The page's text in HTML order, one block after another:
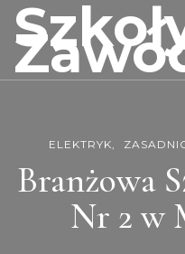
ELEKTRYK
Branżowa
Nr 2 w